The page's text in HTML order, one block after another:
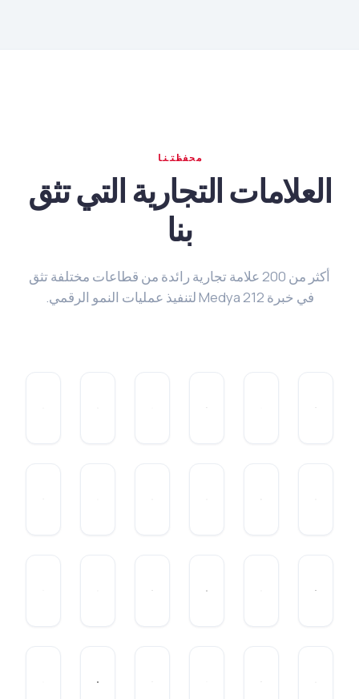
محفظتنا
العلامات التجارية التي تثق
بنا
أكثر من 200 علامة تجارية رائدة من قطاعات مختلفة تثق
في خبرة 212 Medya لتنفيذ عمليات النمو الرقمي.